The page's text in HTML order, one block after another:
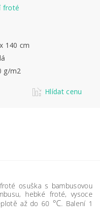
Exkluzivní froté
140 cm
g/m2
Hlídat cenu
osuška s bambusovou
hebké froté, vysoce
až do 60 °C. Balení 1